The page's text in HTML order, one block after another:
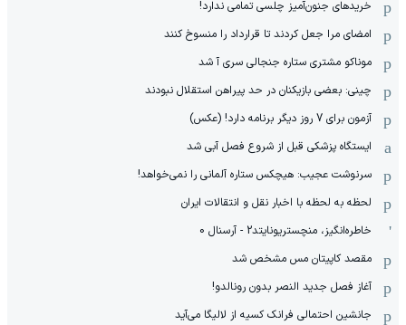
خریدهای جنون‌آمیز چلسی تمامی ندارد!
امضای مرا جعل کردند تا قرارداد را منسوخ کنند
موناکو مشتری ستاره جنجالی سری آ شد
چینی: بعضی بازیکنان در حد پیراهن استقلال نبودند
آزمون برای 7 روز دیگر برنامه دارد! (عکس)
ایستگاه پزشکی قبل از شروع فصل آبی شد
سرنوشت عجیب: هیچکس ستاره آلمانی را نمی‌خواهد!
لحظه به لحظه با اخبار نقل و انتقالات ایران
خاطره‌انگیز، منچستریونایتد2 - آرسنال 0
مقصد کاپیتان مس مشخص شد
آغاز فصل جدید النصر بدون رونالدو!
جانشین احتمالی فرانک کسیه از لالیگا می‌آید